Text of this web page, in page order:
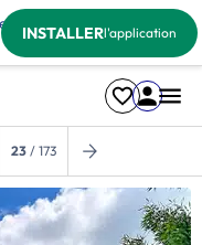
INSTALLERl'application
23 / 173